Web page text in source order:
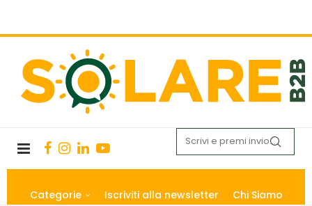
Categorie Iscriviti alla newsletter Chi Siamo